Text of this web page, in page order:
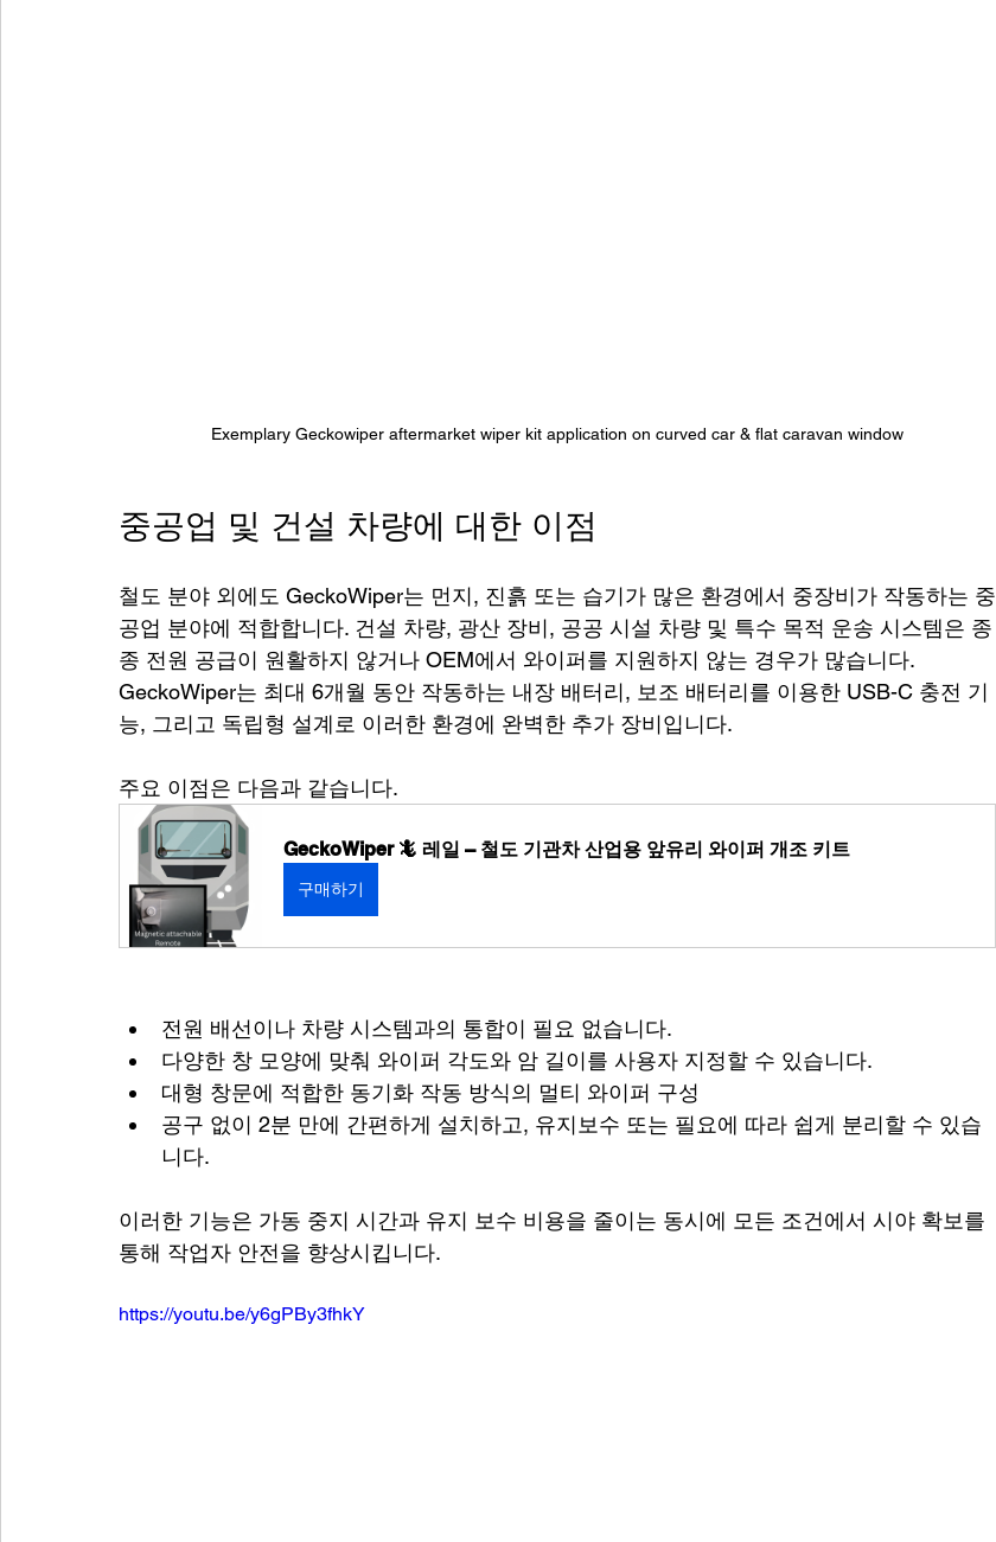
Exemplary Geckowiper aftermarket wiper kit application on curved car & flat caravan window
중공업 및 건설 차량에 대한 이점
철도 분야 외에도 GeckoWiper는 먼지, 진흙 또는 습기가 많은 환경에서 중장비가 작동하는 중
공업 분야에 적합합니다. 건설 차량, 광산 장비, 공공 시설 차량 및 특수 목적 운송 시스템은 종
종 전원 공급이 원활하지 않거나 OEM에서 와이퍼를 지원하지 않는 경우가 많습니다.
GeckoWiper는 최대 6개월 동안 작동하는 내장 배터리, 보조 배터리를 이용한 USB-C 충전 기
능, 그리고 독립형 설계로 이러한 환경에 완벽한 추가 장비입니다.
주요 이점은 다음과 같습니다.
GeckoWiper 🦎 레일 – 철도 기관차 산업용 앞유리 와이퍼 개조 키트
구매하기
전원 배선이나 차량 시스템과의 통합이 필요 없습니다.
다양한 창 모양에 맞춰 와이퍼 각도와 암 길이를 사용자 지정할 수 있습니다.
대형 창문에 적합한 동기화 작동 방식의 멀티 와이퍼 구성
공구 없이 2분 만에 간편하게 설치하고, 유지보수 또는 필요에 따라 쉽게 분리할 수 있습
니다.
이러한 기능은 가동 중지 시간과 유지 보수 비용을 줄이는 동시에 모든 조건에서 시야 확보를
통해 작업자 안전을 향상시킵니다.
https://youtu.be/y6gPBy3fhkY